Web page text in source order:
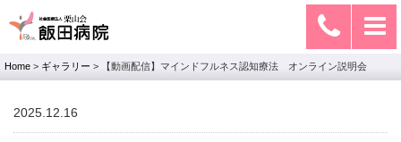
Home > ギャラリー > 【動画配信】マインドフルネス認知療法 オンライン説明会
2025.12.16